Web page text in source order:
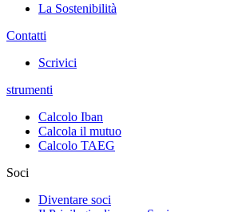
La Sostenibilità
Contatti
Scrivici
strumenti
Calcolo Iban
Calcola il mutuo
Calcolo TAEG
Soci
Diventare soci